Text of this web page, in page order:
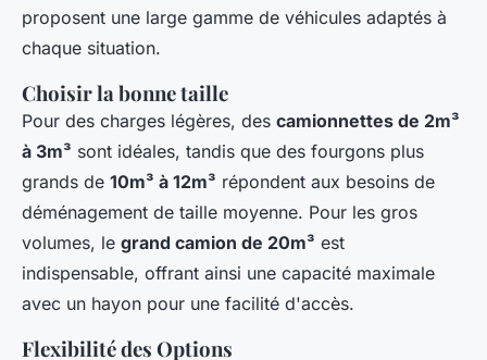
proposent une large gamme de véhicules adaptés à
chaque situation.
Choisir la bonne taille
Pour des charges légères, des camionnettes de 2m³
à 3m³ sont idéales, tandis que des fourgons plus
grands de 10m³ à 12m³ répondent aux besoins de
déménagement de taille moyenne. Pour les gros
volumes, le grand camion de 20m³ est
indispensable, offrant ainsi une capacité maximale
avec un hayon pour une facilité d'accès.
Flexibilité des Options